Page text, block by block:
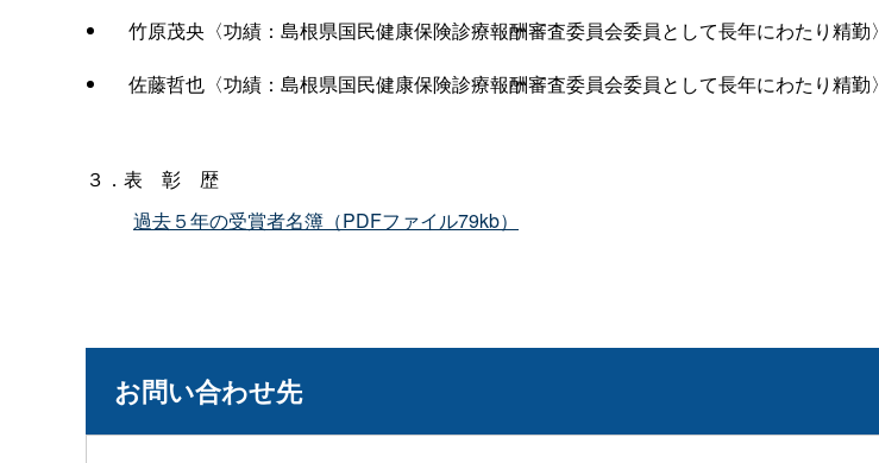
竹原茂央〈功績：島根県国民健康保険診療報酬審査委員会委員として長年にわたり精勤〉
佐藤哲也〈功績：島根県国民健康保険診療報酬審査委員会委員として長年にわたり精勤〉
３． 表彰歴
過去５年の受賞者名簿（PDFファイル79kb）
お問い合わせ先